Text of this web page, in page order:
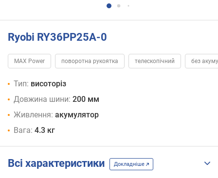
Ryobi RY36PP25A-0
MAX Power поворотна рукоятка телескопічний без
Тип: висоторіз
Довжина шини: 200 мм
Живлення: акумулятор
Вага: 4.3 кг
Всі характеристики Докладніше